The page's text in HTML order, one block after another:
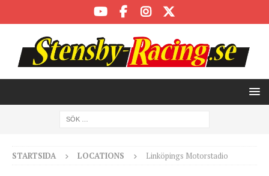
STARTSIDA LOCATIONS Linköpings Motorstadio